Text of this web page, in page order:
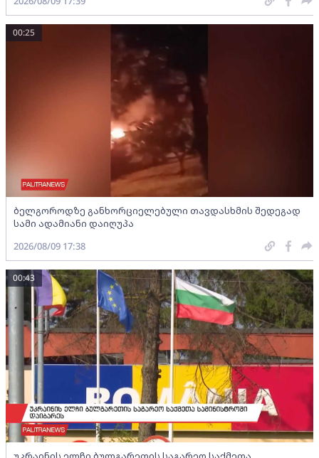
ბელგოროდზე განხორციელებული თავდასხმის შედეგად
სამი ადამიანი დაიღუპა
00:25
2026/08/09 17:38
00:43